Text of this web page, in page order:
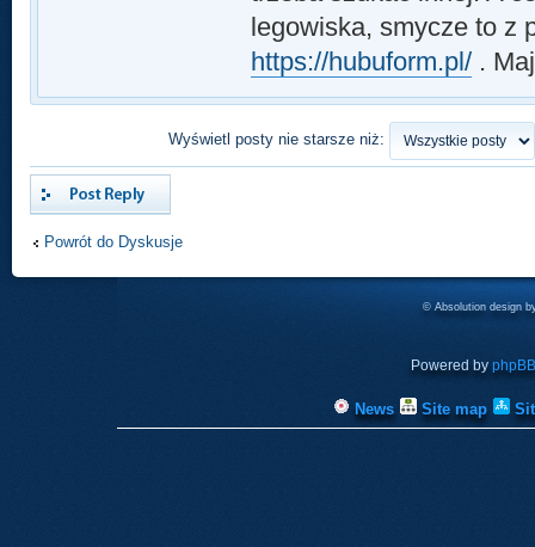
legowiska, smycze to z
https://hubuform.pl/ .
Wyświetl posty nie starsze niż:
Odpowiedz
Powrót do Dyskusje
© Absolution design
Powered by phpBB
News Site map